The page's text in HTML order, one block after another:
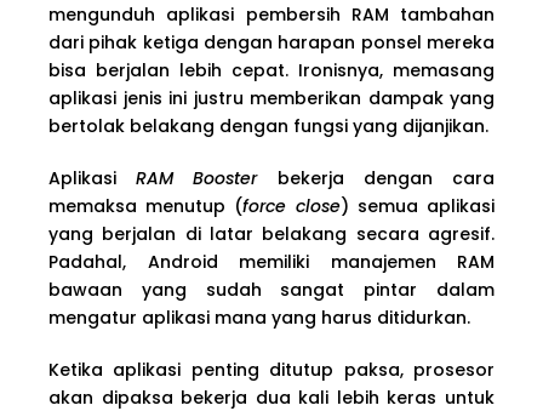
mengunduh aplikasi pembersih RAM tambahan
dari pihak ketiga dengan harapan ponsel mereka
bisa berjalan lebih cepat. Ironisnya, memasang
aplikasi jenis ini justru memberikan dampak yang
bertolak belakang dengan fungsi yang dijanjikan.
AplikasiRAM Boosterbekerja dengan cara
memaksa menutup (force close) semua aplikasi
yang berjalan di latar belakang secara agresif.
Padahal, Android memiliki manajemen RAM
bawaan yang sudah sangat pintar dalam
mengatur aplikasi mana yang harus ditidurkan.
Ketika aplikasi penting ditutup paksa, prosesor
akan dipaksa bekerja dua kali lebih keras untuk